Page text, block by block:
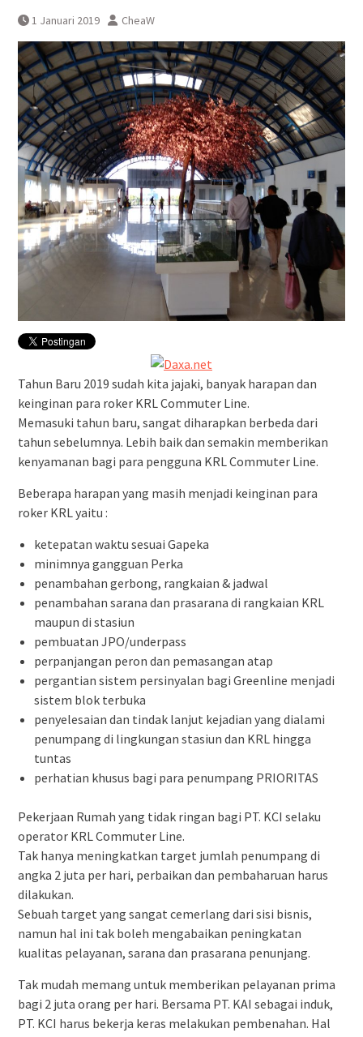
Yogyakarta
1 Januari 2019 CheaW
Tahun Baru 2019 sudah kita jajaki, banyak harapan dan
keinginan para roker KRL Commuter Line.
Memasuki tahun baru, sangat diharapkan berbeda dari
tahun sebelumnya. Lebih baik dan semakin memberikan
kenyamanan bagi para pengguna KRL Commuter Line.
Beberapa harapan yang masih menjadi keinginan para
roker KRL yaitu :
ketepatan waktu sesuai Gapeka
minimnya gangguan Perka
penambahan gerbong, rangkaian & jadwal
penambahan sarana dan prasarana di rangkaian KRL
maupun di stasiun
pembuatan JPO/underpass
perpanjangan peron dan pemasangan atap
pergantian sistem persinyalan bagi Greenline menjadi
sistem blok terbuka
penyelesaian dan tindak lanjut kejadian yang dialami
penumpang di lingkungan stasiun dan KRL hingga
tuntas
perhatian khusus bagi para penumpang PRIORITAS
Pekerjaan Rumah yang tidak ringan bagi PT. KCI selaku
operator KRL Commuter Line.
Tak hanya meningkatkan target jumlah penumpang di
angka 2 juta per hari, perbaikan dan pembaharuan harus
dilakukan.
Sebuah target yang sangat cemerlang dari sisi bisnis,
namun hal ini tak boleh mengabaikan peningkatan
kualitas pelayanan, sarana dan prasarana penunjang.
Tak mudah memang untuk memberikan pelayanan prima
bagi 2 juta orang per hari. Bersama PT. KAI sebagai induk,
PT. KCI harus bekerja keras melakukan pembenahan. Hal